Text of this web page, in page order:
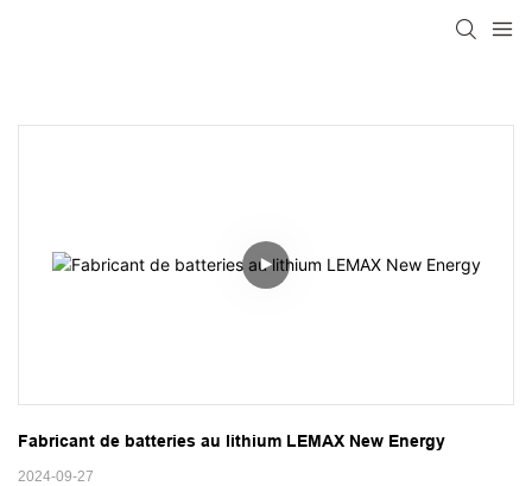
Fabricant de batteries au lithium LEMAX New Energy
2024-09-27